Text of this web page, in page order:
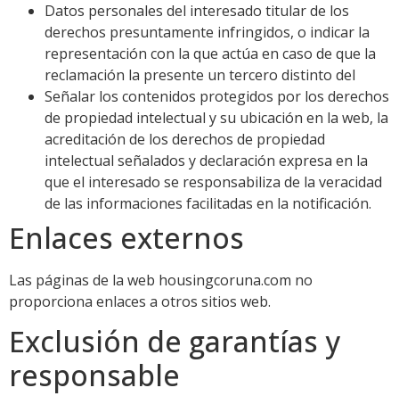
Datos personales del interesado titular de los
derechos presuntamente infringidos, o indicar la
representación con la que actúa en caso de que la
reclamación la presente un tercero distinto del
Señalar los contenidos protegidos por los derechos
de propiedad intelectual y su ubicación en la web, la
acreditación de los derechos de propiedad
intelectual señalados y declaración expresa en la
que el interesado se responsabiliza de la veracidad
de las informaciones facilitadas en la notificación.
Enlaces externos
Las páginas de la web housingcoruna.com no
proporciona enlaces a otros sitios web.
Exclusión de garantías y
responsable